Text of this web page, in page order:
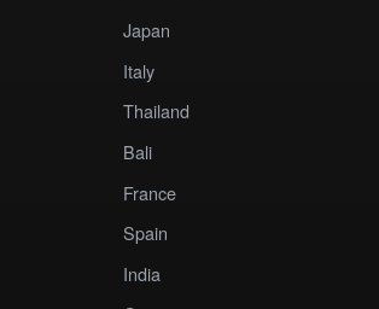
Japan
Italy
Thailand
Bali
France
Spain
India